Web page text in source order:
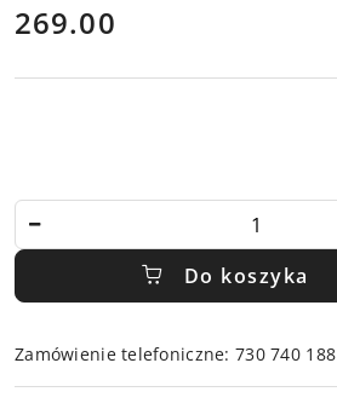
cena:
269.00
Do koszyka
Zamówienie telefoniczne: 730 740 188